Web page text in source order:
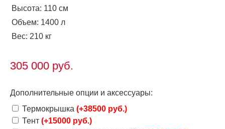
Высота: 110 см
Объем: 1400 л
Вес: 210 кг
305 000 руб.
Дополнительные опции и аксессуары:
Термокрышка (+38500 руб.)
Тент (+15000 руб.)